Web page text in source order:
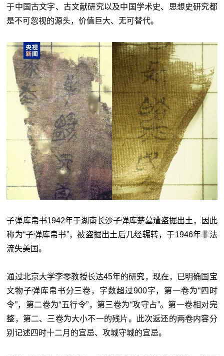
于中国古文字、古文献研究以及中国学术史、思想史研究都
是不可忽视的源头，价值巨大、无可替代。
子弹库帛书1942年于湖南长沙子弹库楚墓遭盗掘出土，因此
称为“子弹库帛书”，被盗掘出土后几经辗转，于1946年非法
流失美国。
通过北京大学李零教授长达45年的研究，现在，已明确国宝
文物子弹库帛书分三卷，字数超过900字，第一卷为“四时
令”，第二卷为“五行令”，第三卷为“攻守占”。第一卷相对完
整，第二、三卷为大小不一的残片。此次返还的两卷内容分
别记述四时十二月的宜忌、攻城守城的宜忌。